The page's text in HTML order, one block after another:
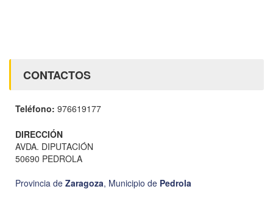
CONTACTOS
Teléfono: 976619177
DIRECCIÓN
AVDA. DIPUTACIÓN
50690 PEDROLA
Provincia de Zaragoza, Municipio de Pedrola